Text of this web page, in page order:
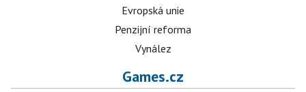
Evropská unie
Penzijní reforma
Vynález
Games.cz